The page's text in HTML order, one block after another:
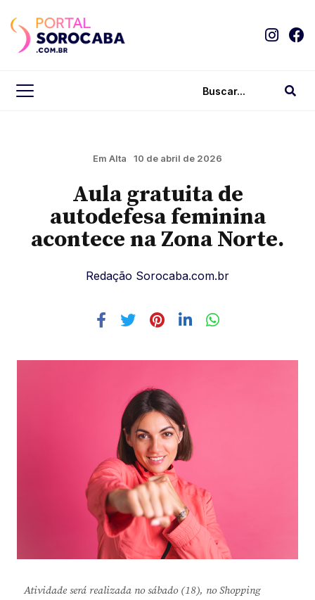
Em Alta 10 de abril de 2026
Aula gratuita de
autodefesa feminina
acontece na Zona Norte.
Redação Sorocaba.com.br
Atividade será realizada no sábado (18), no Shopping